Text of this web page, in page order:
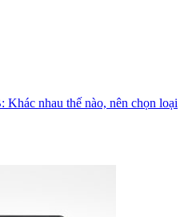
nhau thế nào, nên chọn loại